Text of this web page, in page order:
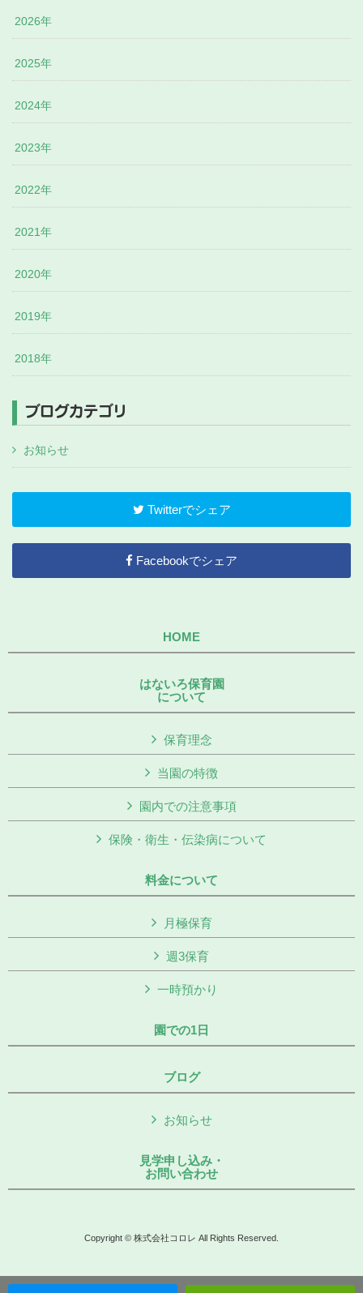
2026年
2025年
2024年
2023年
2022年
2021年
2020年
2019年
2018年
ブログカテゴリ
お知らせ
Twitterでシェア
Facebookでシェア
HOME
はないろ保育園
について
保育理念
当園の特徴
園内での注意事項
保険・衛生・伝染病について
料金について
月極保育
週3保育
一時預かり
園での1日
ブログ
お知らせ
見学申し込み・
お問い合わせ
Copyright © 株式会社コロレ All Rights Reserved.